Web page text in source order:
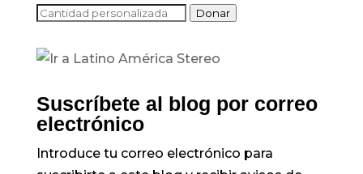
Donar
Suscríbete al blog por correo
electrónico
Introduce tu correo electrónico para